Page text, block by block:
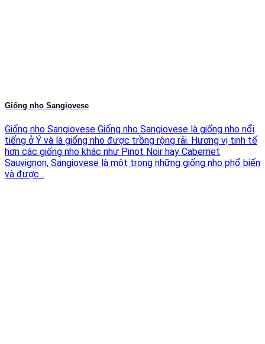
Giống nho Sangiovese
Giống nho Sangiovese Giống nho Sangiovese là giống nho nổi
tiếng ở Ý và là giống nho được trồng rộng rãi. Hương vị tinh tế
hơn các giống nho khác như Pinot Noir hay Cabernet
Sauvignon, Sangiovese là một trong những giống nho phổ biến
và được...